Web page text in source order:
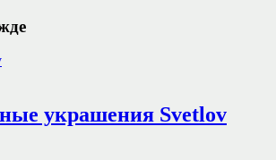
украшения Svetlov